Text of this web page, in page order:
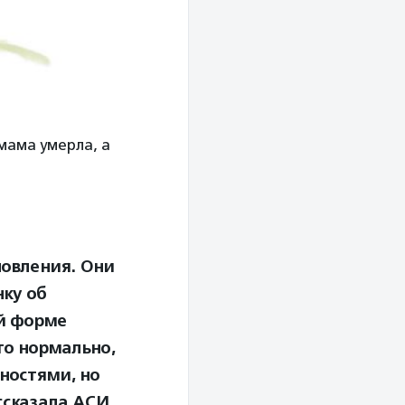
умерла, а
Они
об
форме
нормально,
но